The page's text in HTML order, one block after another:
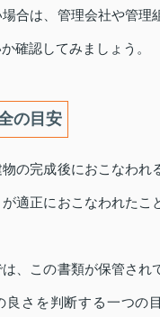
合は、管理会社や管理
確認してみましょう。
の目安
の完成後におこなわれ
適正におこなわれたこ
、この書類が保管され
良さを判断する一つの